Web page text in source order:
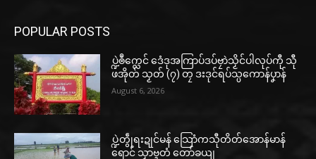
POPULAR POSTS
ပ္ဍဲၜဳက္လေင် ဒေံဒုအကြာပ်ဒပ်ဗၠာဲသၟိင်ပါလုပ်ကီု သီု
ဖအိုတ် သၟတ် (၇) တၠ ဒးဒုင်ရပ်သ္ပကောန်ပၞာန်
August 6, 2026
ပ္ဍဲတွဵုရးဍုင်မန် သြောံကသီုတိတ်အောန်မာန်
ရောင် သၟာဗ္ၚတံ တော်ခယျ